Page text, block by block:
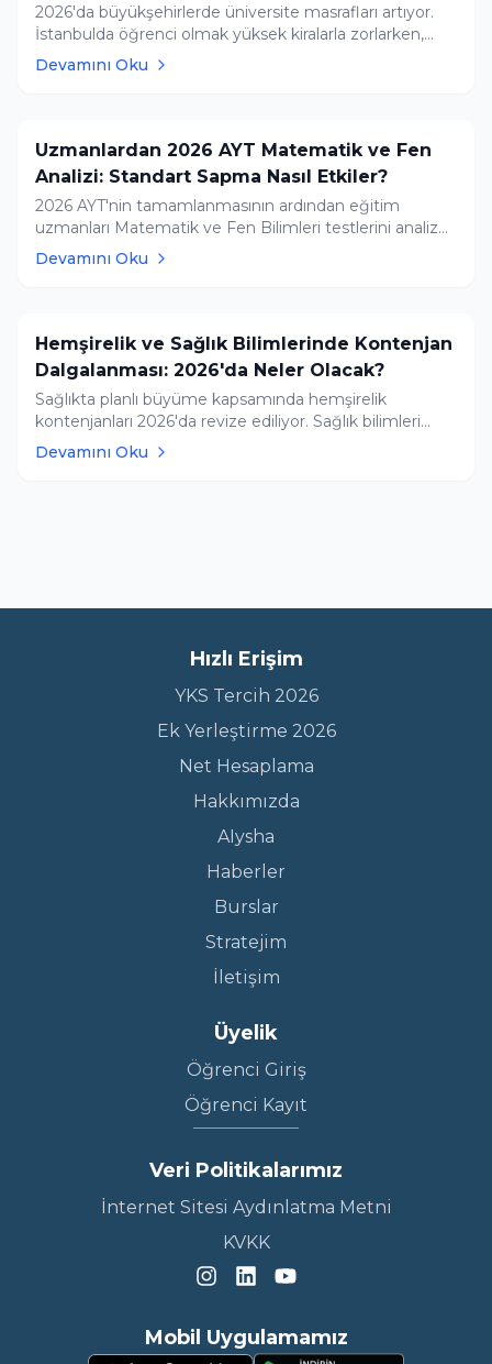
2026'da büyükşehirlerde üniversite masrafları artıyor.
İstanbulda öğrenci olmak yüksek kiralarla zorlarken,
Ankara daha ekonomik bir alternatif sunuyor. Tercih
Devamını Oku
Uzmanlardan 2026 AYT Matematik ve Fen
Analizi: Standart Sapma Nasıl Etkiler?
2026 AYT'nin tamamlanmasının ardından eğitim
uzmanları Matematik ve Fen Bilimleri testlerini analiz
etti. Seçici ve çok adımlı sorular nedeniyle AYT standart
Devamını Oku
Hemşirelik ve Sağlık Bilimlerinde Kontenjan
Dalgalanması: 2026'da Neler Olacak?
Sağlıkta planlı büyüme kapsamında hemşirelik
kontenjanları 2026'da revize ediliyor. Sağlık bilimleri
taban puanları, kontenjan kısıtlamaları nedeniyle
Devamını Oku
Hızlı Erişim
YKS Tercih 2026
Ek Yerleştirme 2026
Net Hesaplama
Hakkımızda
AIysha
Haberler
Burslar
Stratejim
İletişim
Üyelik
Öğrenci Giriş
Öğrenci Kayıt
Veri Politikalarımız
İnternet Sitesi Aydınlatma Metni
KVKK
Mobil Uygulamamız